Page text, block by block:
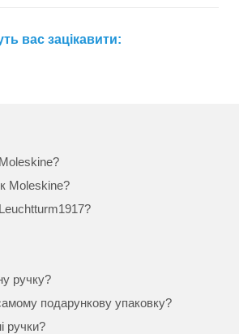
вас зацікавити:
Moleskine?
ручку?
подарункову упаковку?
ручки?